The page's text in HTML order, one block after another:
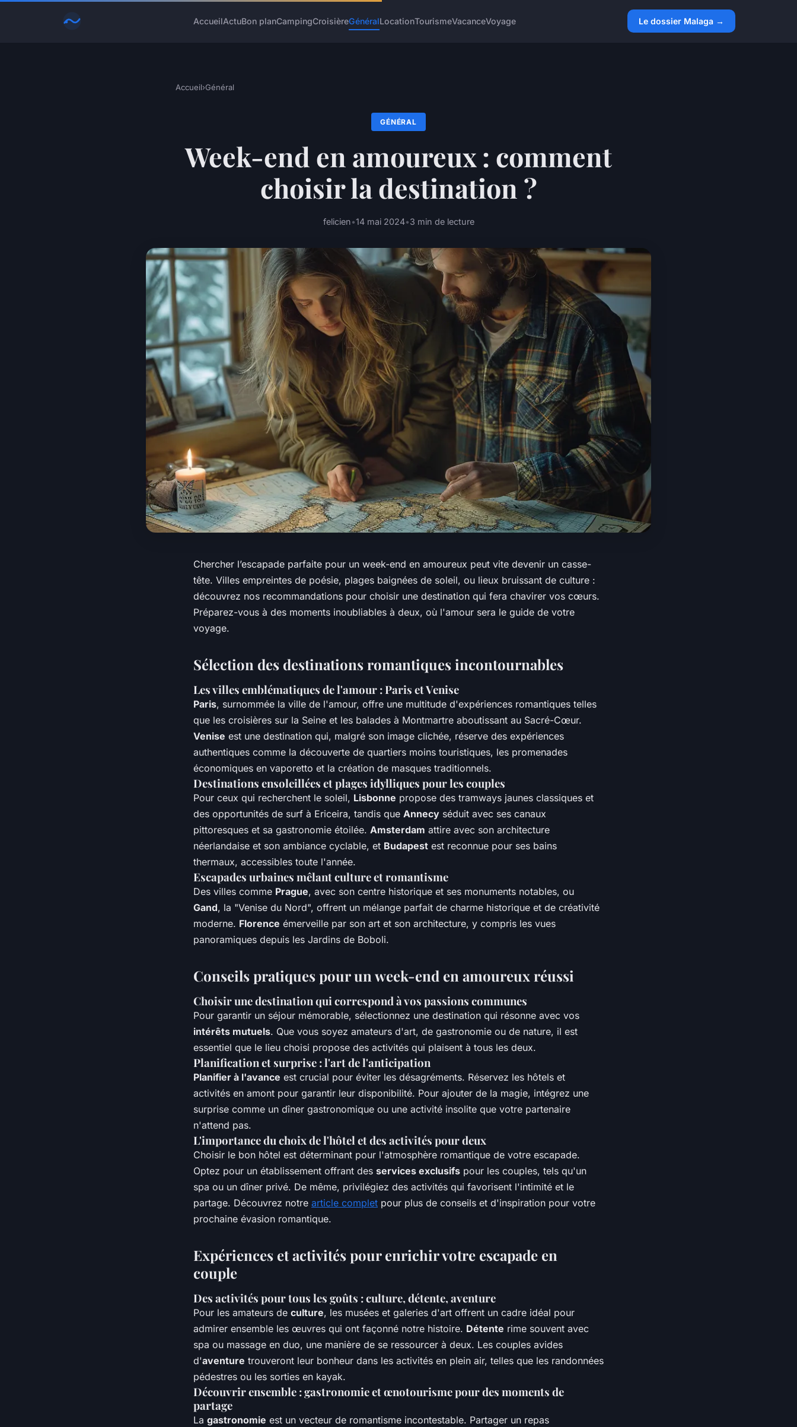
AccueilActuBon planCampingCroisièreGénéralLocationTourismeVacanceVoyage Le dossier Malaga →
Accueil›Général
GÉNÉRAL
Week-end en amoureux : comment
choisir la destination ?
felicien•14 mai 2024•3 min de lecture
Chercher l’escapade parfaite pour un week-end en amoureux peut vite devenir un casse-
tête. Villes empreintes de poésie, plages baignées de soleil, ou lieux bruissant de culture :
découvrez nos recommandations pour choisir une destination qui fera chavirer vos cœurs.
Préparez-vous à des moments inoubliables à deux, où l'amour sera le guide de votre
voyage.
Sélection des destinations romantiques incontournables
Les villes emblématiques de l'amour : Paris et Venise
Paris, surnommée la ville de l'amour, offre une multitude d'expériences romantiques telles
que les croisières sur la Seine et les balades à Montmartre aboutissant au Sacré-Cœur.
Venise est une destination qui, malgré son image clichée, réserve des expériences
authentiques comme la découverte de quartiers moins touristiques, les promenades
économiques en vaporetto et la création de masques traditionnels.
Destinations ensoleillées et plages idylliques pour les couples
Pour ceux qui recherchent le soleil, Lisbonne propose des tramways jaunes classiques et
des opportunités de surf à Ericeira, tandis que Annecy séduit avec ses canaux
pittoresques et sa gastronomie étoilée. Amsterdam attire avec son architecture
néerlandaise et son ambiance cyclable, et Budapest est reconnue pour ses bains
thermaux, accessibles toute l'année.
Escapades urbaines mêlant culture et romantisme
Des villes comme Prague, avec son centre historique et ses monuments notables, ou
Gand, la "Venise du Nord", offrent un mélange parfait de charme historique et de créativité
moderne. Florence émerveille par son art et son architecture, y compris les vues
panoramiques depuis les Jardins de Boboli.
Conseils pratiques pour un week-end en amoureux réussi
Choisir une destination qui correspond à vos passions communes
Pour garantir un séjour mémorable, sélectionnez une destination qui résonne avec vos
intérêts mutuels. Que vous soyez amateurs d'art, de gastronomie ou de nature, il est
essentiel que le lieu choisi propose des activités qui plaisent à tous les deux.
Planification et surprise : l'art de l'anticipation
Planifier à l'avance est crucial pour éviter les désagréments. Réservez les hôtels et
activités en amont pour garantir leur disponibilité. Pour ajouter de la magie, intégrez une
surprise comme un dîner gastronomique ou une activité insolite que votre partenaire
n'attend pas.
L'importance du choix de l'hôtel et des activités pour deux
Choisir le bon hôtel est déterminant pour l'atmosphère romantique de votre escapade.
Optez pour un établissement offrant des services exclusifs pour les couples, tels qu'un
spa ou un dîner privé. De même, privilégiez des activités qui favorisent l'intimité et le
partage. Découvrez notre article complet pour plus de conseils et d'inspiration pour votre
prochaine évasion romantique.
Expériences et activités pour enrichir votre escapade en
couple
Des activités pour tous les goûts : culture, détente, aventure
Pour les amateurs de culture, les musées et galeries d'art offrent un cadre idéal pour
admirer ensemble les œuvres qui ont façonné notre histoire. Détente rime souvent avec
spa ou massage en duo, une manière de se ressourcer à deux. Les couples avides
d'aventure trouveront leur bonheur dans les activités en plein air, telles que les randonnées
pédestres ou les sorties en kayak.
Découvrir ensemble : gastronomie et œnotourisme pour des moments de
partage
La gastronomie est un vecteur de romantisme incontestable. Partager un repas